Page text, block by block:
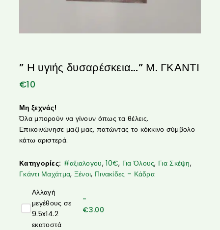
” Η υγιής δυσαρέσκεια…” Μ. ΓΚΑΝΤΙ
€10
Μη ξεχνάς!
Όλα μπορούν να γίνουν όπως τα θέλεις.
Επικοινώνησε μαζί μας, πατώντας το κόκκινο σύμβολο
κάτω αριστερά.
Κατηγορίες: #αξιαλογου,10€, Για Όλους, Για Σκέψη,
Γκάντι Μαχάτμα, Ξένοι, Πινακίδες – Κάδρα
Αλλαγή
μεγέθους σε
9.5x14.2
εκατοστά
-
€3.00